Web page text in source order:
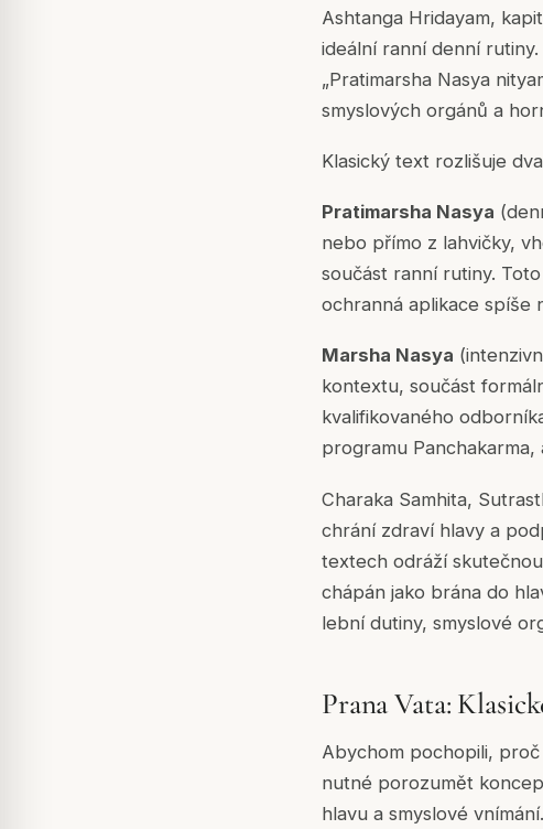
Ashtanga Hridayam,
ideální ranní denní
„Pratimarsha Nasya
smyslových orgánů a
Klasický text rozlišuje
Pratimarsha Nasya
nebo přímo z lahvičky,
součást ranní rutiny.
ochranná aplikace spíše
Marsha Nasya
kontextu, součást
kvalifikovaného
programu
Charaka Samhita,
chrání zdraví hlavy a
textech odráží
chápán jako brána do
lební dutiny, smyslové
Prana Vata:
Abychom pochopili,
nutné porozumět
hlavu a smyslové